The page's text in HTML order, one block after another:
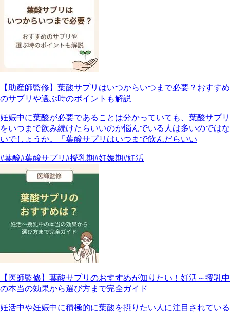
【助産師監修】葉酸サプリはいつからいつまで必要？おすすめ
のサプリや選ぶ時のポイントも解説
妊娠中に葉酸が必要であることは分かっていても、葉酸サプリ
をいつまで飲み続けたらいいのか悩んでいる人は多いのではな
いでしょうか。「葉酸サプリはいつまで飲んだらいい
#葉酸#葉酸サプリ #授乳期#妊娠期#妊活
【医師監修】葉酸サプリのおすすめが知りたい！妊活～授乳中
の本当の効果から選び方まで完全ガイド
妊活中や妊娠中に積極的に葉酸を摂りたい人に注目されている